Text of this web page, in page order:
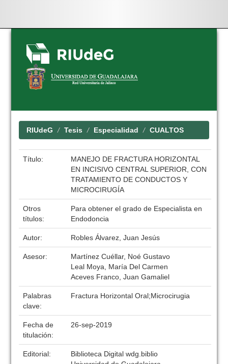
Skip
navigation
RIUdeG Tesis Especialidad CUALTOS
Título:
MANEJO DE FRACTURA HORIZONTAL
EN INCISIVO CENTRAL SUPERIOR, CON
TRATAMIENTO DE CONDUCTOS Y
MICROCIRUGÍA
Otros
títulos:
Para obtener el grado de Especialista en
Endodoncia
Autor: Robles Álvarez, Juan Jesús
Asesor:
Martínez Cuéllar, Noé Gustavo
Leal Moya, María Del Carmen
Aceves Franco, Juan Gamaliel
Palabras
clave:
Fractura Horizontal Oral;Microcirugia
Fecha de
titulación:
26-sep-2019
Editorial:
Biblioteca Digital wdg.biblio